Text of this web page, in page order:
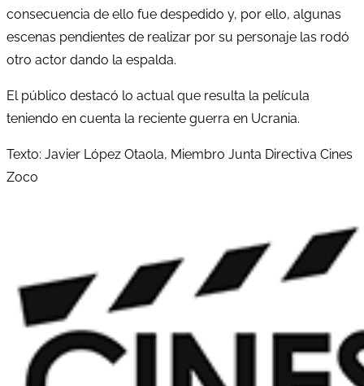
consecuencia de ello fue despedido y, por ello, algunas
escenas pendientes de realizar por su personaje las rodó
otro actor dando la espalda.
El público destacó lo actual que resulta la película
teniendo en cuenta la reciente guerra en Ucrania.
Texto: Javier López Otaola, Miembro Junta Directiva Cines
Zoco